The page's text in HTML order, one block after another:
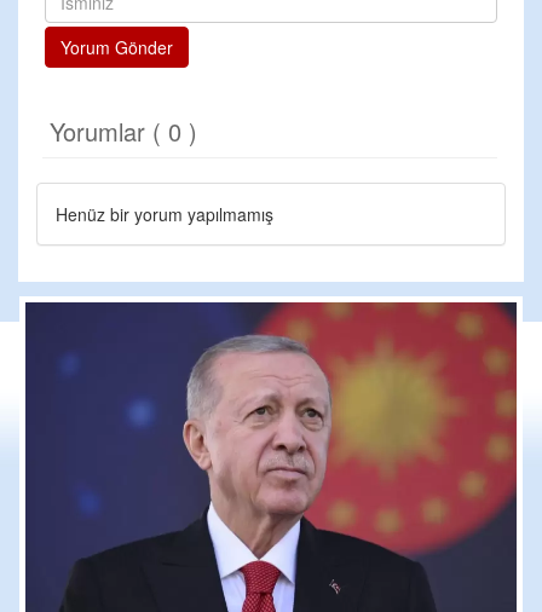
Yorum Gönder
Yorumlar ( 0 )
Henüz bir yorum yapılmamış